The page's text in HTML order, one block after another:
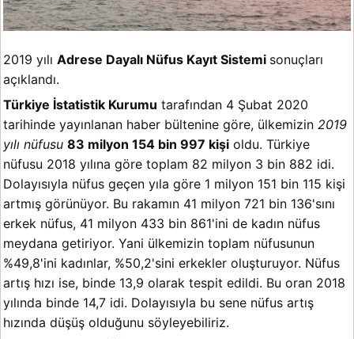
2019 yılı Adrese Dayalı Nüfus Kayıt Sistemi sonuçları
açıklandı.
Türkiye İstatistik Kurumu tarafından 4 Şubat 2020
tarihinde yayınlanan haber bültenine göre, ülkemizin 2019
yılı nüfusu 83 milyon 154 bin 997 kişi oldu. Türkiye
nüfusu 2018 yılına göre toplam 82 milyon 3 bin 882 idi.
Dolayısıyla nüfus geçen yıla göre 1 milyon 151 bin 115 kişi
artmış görünüyor. Bu rakamın 41 milyon 721 bin 136'sını
erkek nüfus, 41 milyon 433 bin 861'ini de kadın nüfus
meydana getiriyor. Yani ülkemizin toplam nüfusunun
%49,8'ini kadınlar, %50,2'sini erkekler oluşturuyor. Nüfus
artış hızı ise, binde 13,9 olarak tespit edildi. Bu oran 2018
yılında binde 14,7 idi. Dolayısıyla bu sene nüfus artış
hızında düşüş olduğunu söyleyebiliriz.